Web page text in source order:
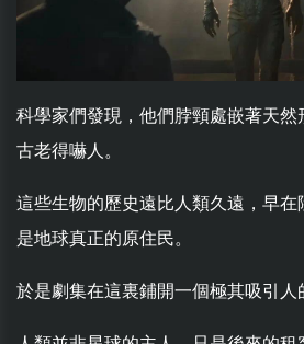
科學家們發現，他們脖頸處嵌著天
古老得嚇人。
這些生物的歷史遠比人類久遠，早
是地球真正的原住民。
於是劇集在這裏鋪開一個極其吸引人